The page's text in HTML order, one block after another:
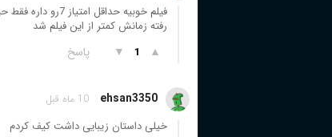
رفته زمانش کمتر از این فیلم شد
▲
1
▼ پاسخ
ehsan3350 10 ماه قبل
خیلی داستان زیبایی داشت کیف کردم